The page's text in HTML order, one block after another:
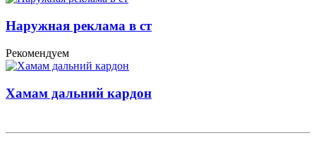
Наружная реклама в ст
Рекомендуем
Хамам дальний кардон